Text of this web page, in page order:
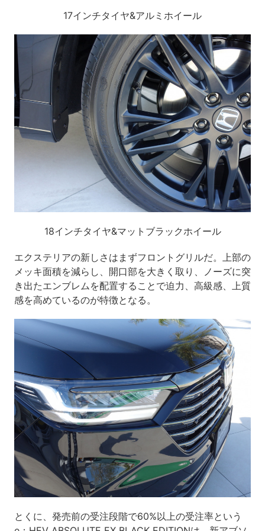
17インチタイヤ&アルミホイール
18インチタイヤ&マットブラックホイール
エクステリアの新しさはまずフロントグリルだ。上部の
メッキ面積を減らし、開口部を大きく取り、ノーズに突
き出たエンブレムを配置することで迫力、高級感、上質
感を高めているのが特徴となる。
とくに、発売前の受注段階で60%以上の受注率という